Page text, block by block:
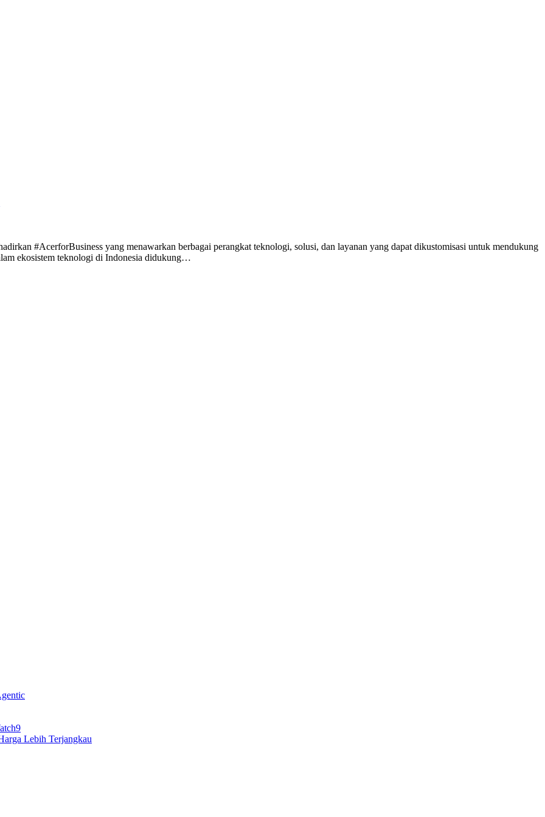
#AcerforBusiness yang menawarkan berbagai perangkat teknologi, solusi, dan layanan yang dapat dikustomisasi untuk mendukung
ekosistem teknologi di Indonesia didukung…
Lebih Terjangkau